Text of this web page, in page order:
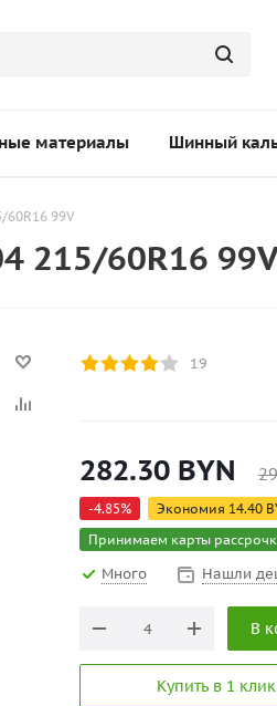
материалы Шинный
60R16 99V
215/60R16
19
282.30 BYN
-4.85% Экономия 14.40
Принимаем карты
Много Нашли
В
Купить в 1 клик